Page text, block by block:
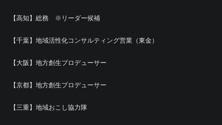
【高知】総務 ※リーダー候補
【千葉】地域活性化コンサルティング営業（東金）
【大阪】地方創生プロデューサー
【京都】地方創生プロデューサー
【三重】地域おこし協力隊